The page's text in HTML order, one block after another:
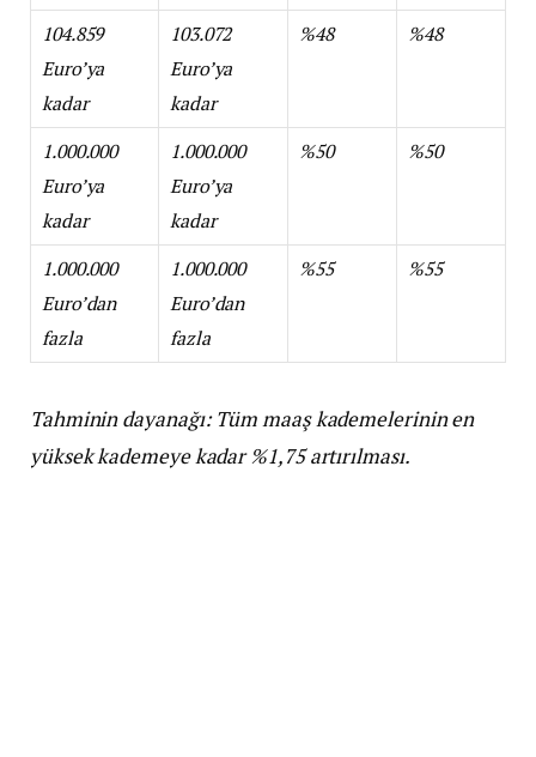
104.859
Euro’ya
kadar
103.072
Euro’ya
kadar
%48 %48
1.000.000
Euro’ya
kadar
1.000.000
Euro’ya
kadar
%50 %50
1.000.000
Euro’dan
fazla
1.000.000
Euro’dan
fazla
%55 %55
Tahminin dayanağı: Tüm maaş kademelerinin en
yüksek kademeye kadar %1,75 artırılması.